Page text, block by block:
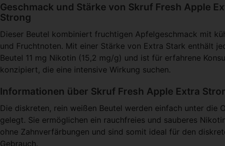
Geschmack und Stärke von Skruf Fresh Apple
Strong
Dieser Beutel kombiniert fruchtigen Apfelgeschmack mit
und Fruchtnoten. Mit einer Stärke von Extra Stark enthält
Beutel 11 mg Nikotin (15,2 mg/g) und ist für erfahrene
konzipiert, die eine intensive Wirkung suchen.
Informationen über Skruf Fresh Apple Extra
Die diskreten, rein weißen Beutel werden einfach unter die
gelegt. Sie ermöglichen ein rauchfreies und sauberes
ohne Zahnverfärbungen und sind somit ideal für den
Gebrauch.